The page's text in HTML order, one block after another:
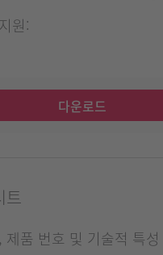
원:
다운로드
트
제품 번호 및 기술적 특성